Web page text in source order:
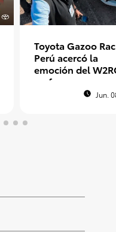
Toyota Gazoo
Perú acercó la
emoción del
un fan peruano
Jun.